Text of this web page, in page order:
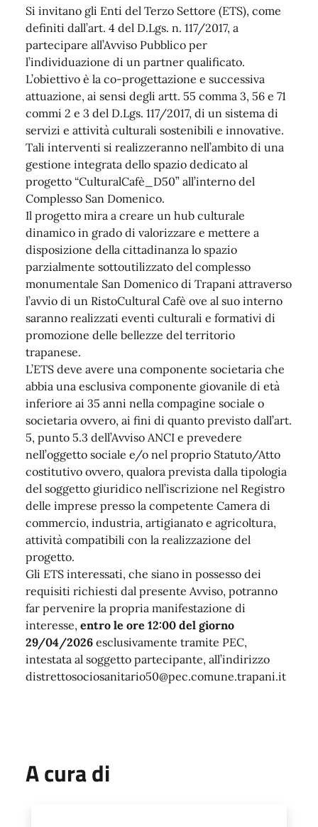
Si invitano gli Enti del Terzo Settore (ETS), come
definiti dall’art. 4 del D.Lgs. n. 117/2017, a
partecipare all’Avviso Pubblico per
l’individuazione di un partner qualificato.
L’obiettivo è la co-progettazione e successiva
attuazione, ai sensi degli artt. 55 comma 3, 56 e 71
commi 2 e 3 del D.Lgs. 117/2017, di un sistema di
servizi e attività culturali sostenibili e innovative.
Tali interventi si realizzeranno nell’ambito di una
gestione integrata dello spazio dedicato al
progetto “CulturalCafè_D50” all’interno del
Complesso San Domenico.
Il progetto mira a creare un hub culturale
dinamico in grado di valorizzare e mettere a
disposizione della cittadinanza lo spazio
parzialmente sottoutilizzato del complesso
monumentale San Domenico di Trapani attraverso
l’avvio di un RistoCultural Cafè ove al suo interno
saranno realizzati eventi culturali e formativi di
promozione delle bellezze del territorio
trapanese.
L’ETS deve avere una componente societaria che
abbia una esclusiva componente giovanile di età
inferiore ai 35 anni nella compagine sociale o
societaria ovvero, ai fini di quanto previsto dall’art.
5, punto 5.3 dell’Avviso ANCI e prevedere
nell’oggetto sociale e/o nel proprio Statuto/Atto
costitutivo ovvero, qualora prevista dalla tipologia
del soggetto giuridico nell’iscrizione nel Registro
delle imprese presso la competente Camera di
commercio, industria, artigianato e agricoltura,
attività compatibili con la realizzazione del
progetto.
Gli ETS interessati, che siano in possesso dei
requisiti richiesti dal presente Avviso, potranno
far pervenire la propria manifestazione di
interesse, entro le ore 12:00 del giorno
29/04/2026 esclusivamente tramite PEC,
intestata al soggetto partecipante, all’indirizzo
distrettosociosanitario50@pec.comune.trapani.it
A cura di